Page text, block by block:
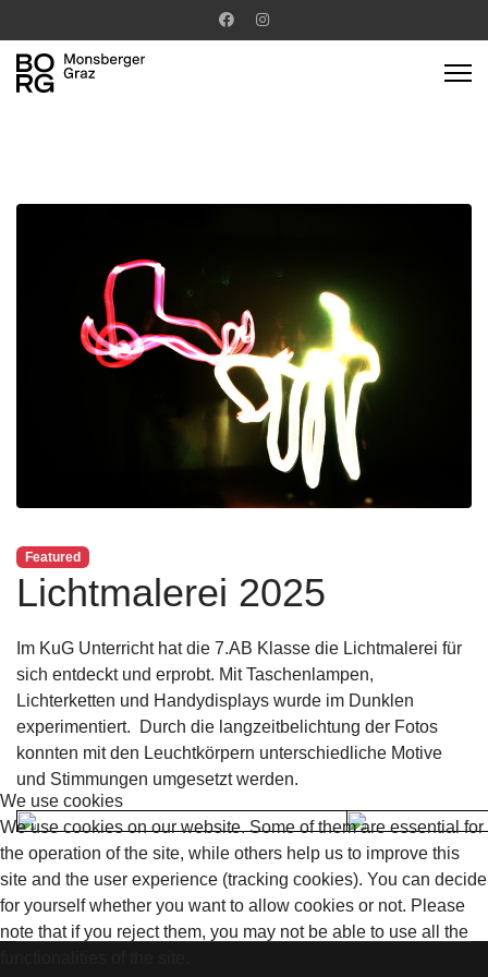
Featured
Lichtmalerei 2025
Im KuG Unterricht hat die 7.AB Klasse die Lichtmalerei für
sich entdeckt und erprobt. Mit Taschenlampen,
Lichterketten und Handydisplays wurde im Dunklen
experimentiert. Durch die langzeitbelichtung der Fotos
konnten mit den Leuchtkörpern unterschiedliche Motive
und Stimmungen umgesetzt werden.
We use cookies
We use cookies on our website. Some of them are essential for
the operation of the site, while others help us to improve this
site and the user experience (tracking cookies). You can decide
for yourself whether you want to allow cookies or not. Please
note that if you reject them, you may not be able to use all the